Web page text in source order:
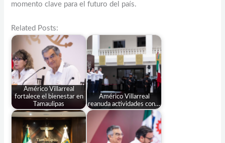
momento clave para el futuro del país.
Related Posts:
Américo Villarreal
fortalece el bienestar en
Tamaulipas
Américo Villarreal
reanuda actividades con…